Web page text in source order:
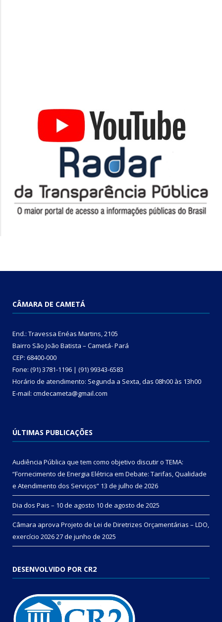
CÂMARA DE CAMETÁ
End.: Travessa Enéas Martins, 2105
Bairro São João Batista – Cametá- Pará
CEP: 68400-000
Fone: (91) 3781-1196 | (91) 99343-6583
Horário de atendimento: Segunda a Sexta, das 08h00 às 13h00
E-mail: cmdecameta@gmail.com
ÚLTIMAS PUBLICAÇÕES
Audiência Pública que tem como objetivo discutir o TEMA:
“Fornecimento de Energia Elétrica em Debate: Tarifas, Qualidade
e Atendimento dos Serviços” 13 de julho de 2026
Dia dos Pais – 10 de agosto 10 de agosto de 2025
Câmara aprova Projeto de Lei de Diretrizes Orçamentárias – LDO,
exercício 202627 de junho de 2025
DESENVOLVIDO POR CR2